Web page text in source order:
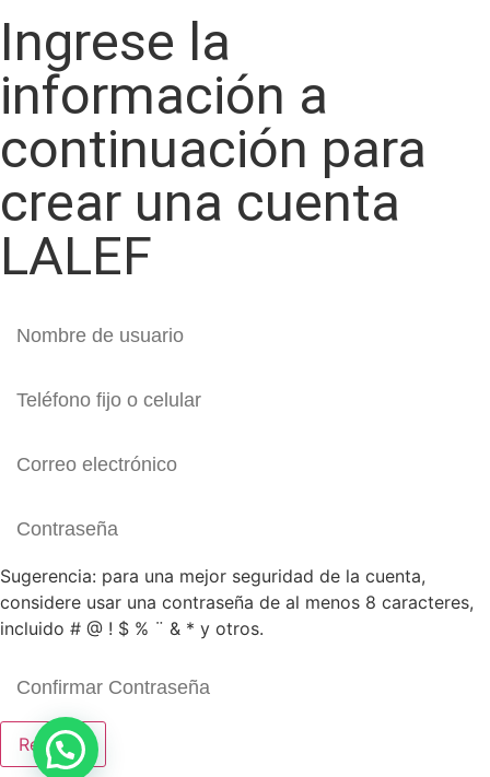
Ingrese la
información a
continuación para
crear una cuenta
LALEF
Sugerencia: para una mejor seguridad de la cuenta,
considere usar una contraseña de al menos 8 caracteres,
incluido # @ ! $ % ¨ & * y otros.
Registro